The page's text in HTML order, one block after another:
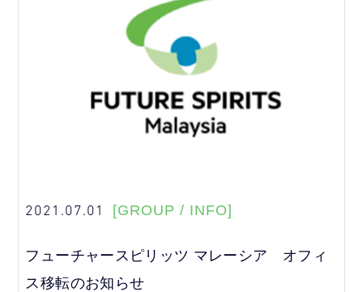
2021.07.01 [GROUP / INFO]
フューチャースピリッツ マレーシア オフィ
ス移転のお知らせ